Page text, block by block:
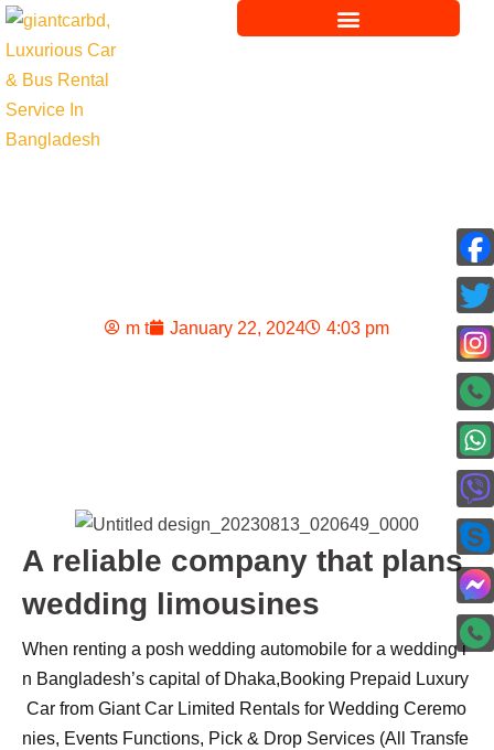
m t January 22, 2024 4:03 pm
A reliable company that plans
wedding limousines
When renting a posh wedding automobile for a weddingi
n Bangladesh’s capital of Dhaka,Booking Prepaid Luxury
Car from GiantCar Limited Rentals for Wedding Ceremo
nies, Events Functions, Pick & Drop Services (All Transfe